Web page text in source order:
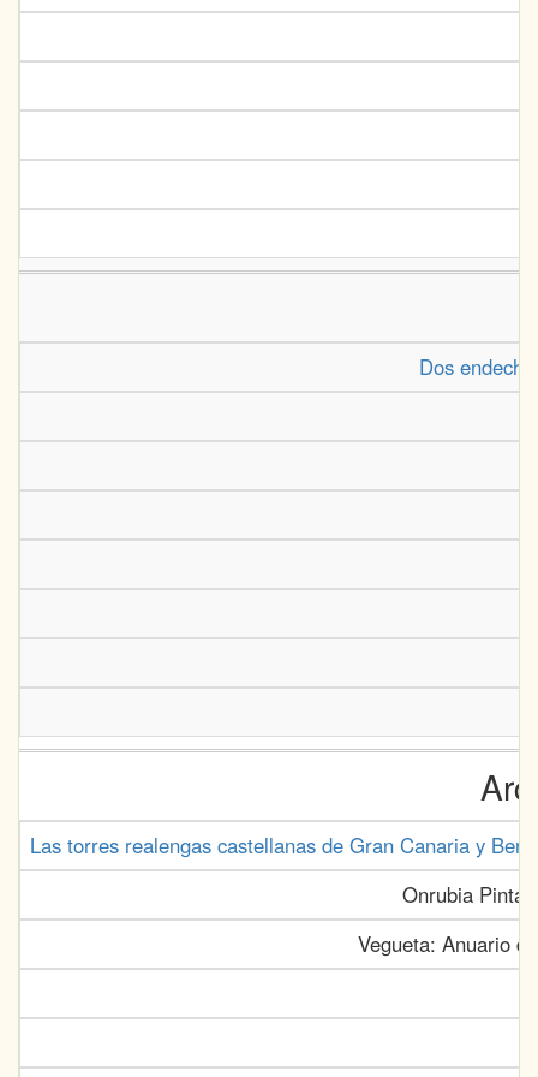
Dos
Las torres realengas castellanas de Gran Canaria y
Onrubia
Vegueta: Anuario